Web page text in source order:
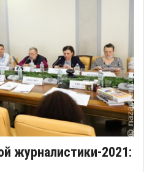
журналистики-2021: